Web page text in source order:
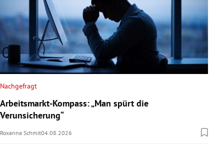
Nachgefragt
Arbeitsmarkt-Kompass: „Man spürt die
Verunsicherung“
Roxanna Schmit04.08.2026